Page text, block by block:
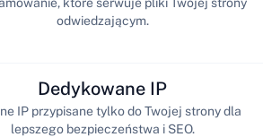
odwiedzającym.
Dedykowane IP
IP przypisane tylko do Twojej strony dla
lepszego bezpieczeństwa i SEO.